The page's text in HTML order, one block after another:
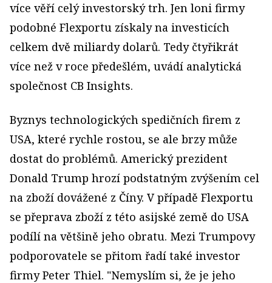
více věří celý investorský trh. Jen loni firmy
podobné Flexportu získaly na investicích
celkem dvě miliardy dolarů. Tedy čtyřikrát
více než v roce předešlém, uvádí analytická
společnost CB Insights.
Byznys technologických spedičních firem z
USA, které rychle rostou, se ale brzy může
dostat do problémů. Americký prezident
Donald Trump hrozí podstatným zvýšením cel
na zboží dovážené z Číny. V případě Flexportu
se přeprava zboží z této asijské země do USA
podílí na většině jeho obratu. Mezi Trumpovy
podporovatele se přitom řadí také investor
firmy Peter Thiel. "Nemyslím si, že je jeho